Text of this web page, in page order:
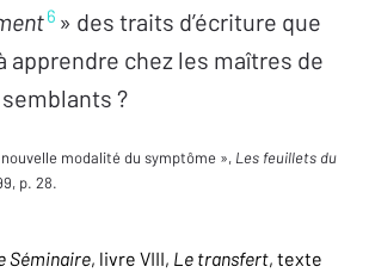
6 » des traits d’écriture que
apprendre chez les maîtres de
?
modalité du symptôme », Les feuillets du
p. 28.
Séminaire, livre VIII, Le transfert, texte